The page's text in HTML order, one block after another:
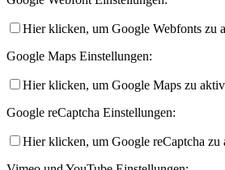
Hier klicken, um Google Webfonts zu
Google Maps Einstellungen:
Hier klicken, um Google Maps zu
Google reCaptcha Einstellungen:
Hier klicken, um Google reCaptcha zu